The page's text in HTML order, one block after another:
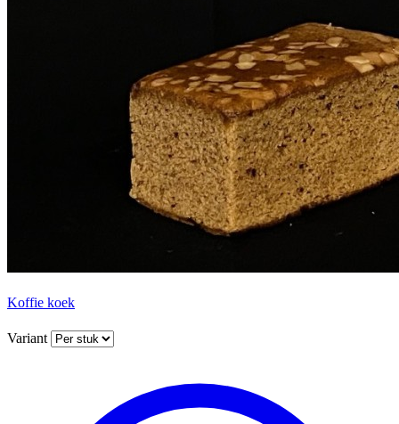
Koffie koek
Variant